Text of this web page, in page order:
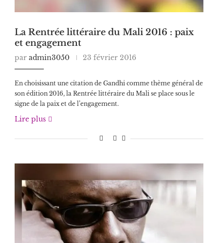
La Rentrée littéraire du Mali 2016 : paix
et engagement
par admin3050 23 février 2016
En choisissant une citation de Gandhi comme thème général de
son édition 2016, la Rentrée littéraire du Mali se place sous le
signe de la paix et de l’engagement.
Lire plus